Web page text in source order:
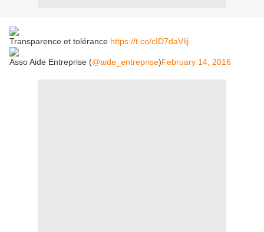
Transparence et tolérance https://t.co/cID7daVlij
Asso Aide Entreprise (@aide_entreprise)February 14, 2016